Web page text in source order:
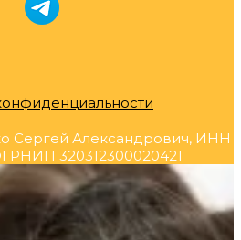
Сергей Александрович, ИНН
320312300020421